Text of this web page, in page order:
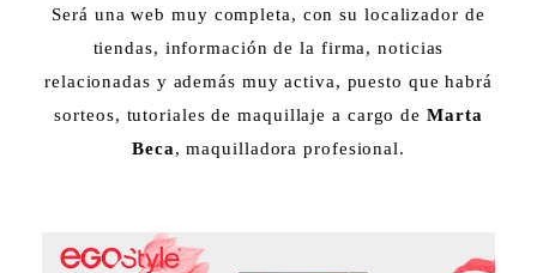
Será una web muy completa, con su localizador de
tiendas, información de la firma, noticias
relacionadas y además muy activa, puesto que habrá
sorteos, tutoriales de maquillaje a cargo de Marta
Beca, maquilladora profesional.